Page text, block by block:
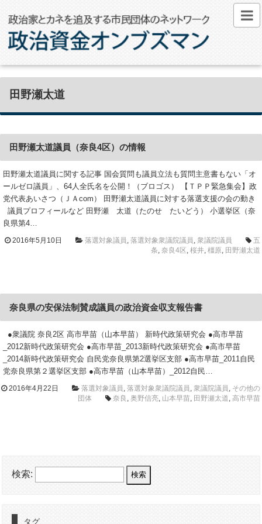
田野瀬太道
田野瀬太道議員（奈良4区）の情報
田野瀬太道議員に関する記事 国会質問も議員立法も質問主意書もない「オ
ールゼロ議員」、64人全氏名を公開！（ブロゴス） 【ＴＰＰ緊急集会】政
党代表あいさつ（ＪＡcom） 田野瀬太道議員に対する落選支援の会の動き
議員プロフィールなど 田野瀬 太道（たのせ たいどう） 小選挙区（奈
良県第4…
2016年5月10日 落選対象議員, 落選対象衆議院議員, 衆議院議員
五
条, 奈良4区 , 桜井, 橿原, 田野瀬太道
奈良県の安保法制賛成議員の政治資金収支報告書
●衆議院 奈良2区 高市早苗（山本早苗） 新時代政策研究会 ●高市早苗
_2012新時代政策研究会 ●高市早苗_2013新時代政策研究会 ●高市早苗
_2014新時代政策研究会 自民党奈良県第2選挙区支部 ●高市早苗_2011自民
党奈良県第２選挙区支部 ●高市早苗（山本早苗）_2012自民…
2016年4月22日 落選対象議員, 落選対象衆議院議員, 衆議院議員, その他の
団体
奈良 , 奥野信亮, 山本早苗, 田野瀬太道, 高市早苗
検索:
タグ